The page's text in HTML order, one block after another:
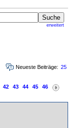
erweitert
Neueste Beiträge: 25
42 43 44 45 46